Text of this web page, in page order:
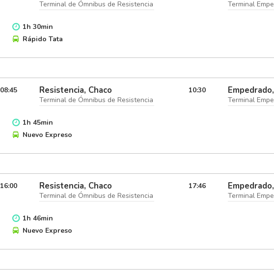
Terminal de Ómnibus de Resistencia Terminal
1h 30min
Rápido Tata
08:45 Resistencia, Chaco
Terminal de Ómnibus de Resistencia
10:30
Terminal
1h 45min
Nuevo Expreso
16:00 Resistencia, Chaco
Terminal de Ómnibus de Resistencia
17:46
Terminal
1h 46min
Nuevo Expreso